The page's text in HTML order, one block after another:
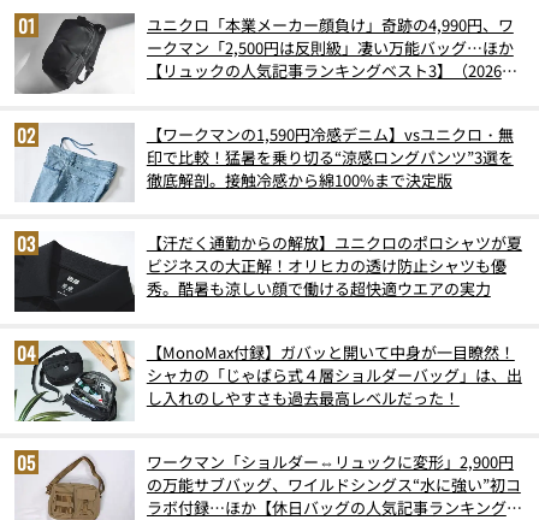
ユニクロ「本業メーカー顔負け」奇跡の4,990円、ワ
ークマン「2,500円は反則級」凄い万能バッグ…ほか
【リュックの人気記事ランキングベスト3】（2026年
【ワークマンの1,590円冷感デニム】vsユニクロ・無
印で比較！猛暑を乗り切る“涼感ロングパンツ”3選を
徹底解剖。接触冷感から綿100%まで決定版
【汗だく通勤からの解放】ユニクロのポロシャツが夏
ビジネスの大正解！オリヒカの透け防止シャツも優
秀。酷暑も涼しい顔で働ける超快適ウエアの実力
【MonoMax付録】ガバッと開いて中身が一目瞭然！
シャカの「じゃばら式４層ショルダーバッグ」は、出
し入れのしやすさも過去最高レベルだった！
ワークマン「ショルダー⇔リュックに変形」2,900円
の万能サブバッグ、ワイルドシングス“水に強い”初コ
ラボ付録…ほか【休日バッグの人気記事ランキングベ